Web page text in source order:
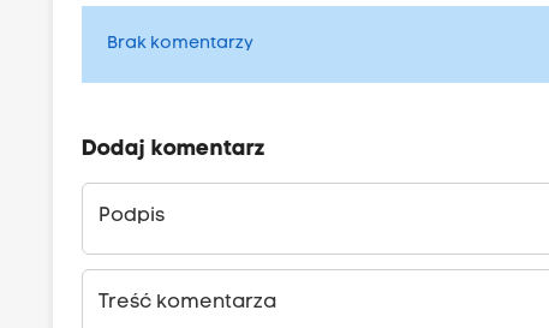
Brak komentarzy
Dodaj komentarz
Podpis
Treść komentarza